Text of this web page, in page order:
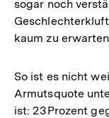
sogar noch
kaum zu
So ist es nicht
Armutsquote
ist: 23 Prozent